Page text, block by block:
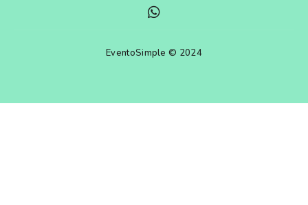
EventoSimple © 2024